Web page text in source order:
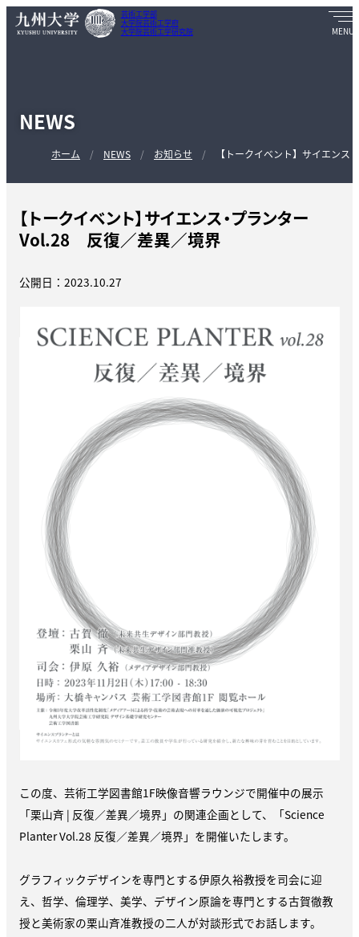
芸術工学部
大学院芸術工学府
大学院芸術工学研究院
NEWS
ホーム NEWS お知らせ 【トークイベント】サイエン
【トークイベント】サイエンス・プランター
Vol.28 反復／差異／境界
公開日：2023.10.27
この度、芸術工学図書館1F映像音響ラウンジで開催中の展示
「栗山斉 | 反復／差異／境界」の関連企画として、「Science
Planter Vol.28 反復／差異／境界」を開催いたします。
グラフィックデザインを専門とする伊原久裕教授を司会に迎
え、哲学、倫理学、美学、デザイン原論を専門とする古賀徹教
授と美術家の栗山斉准教授の二人が対談形式でお話します。